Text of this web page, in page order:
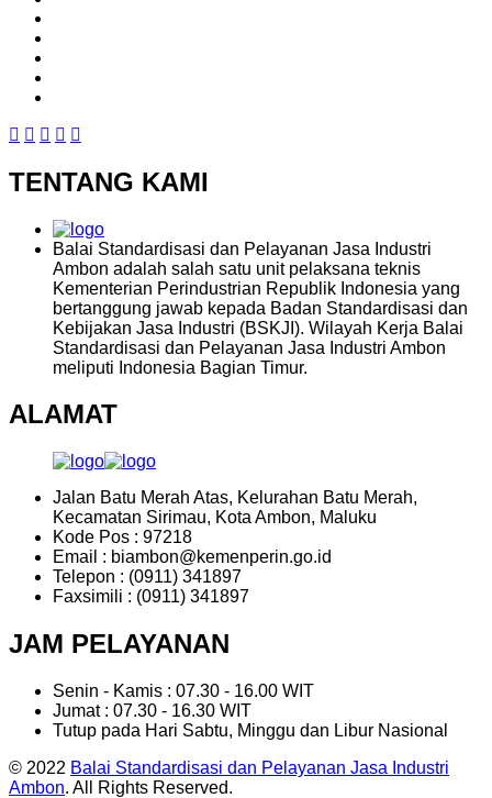
TENTANG KAMI
Balai Standardisasi dan Pelayanan Jasa Industri
Ambon adalah salah satu unit pelaksana teknis
Kementerian Perindustrian Republik Indonesia yang
bertanggung jawab kepada Badan Standardisasi dan
Kebijakan Jasa Industri (BSKJI). Wilayah Kerja Balai
Standardisasi dan Pelayanan Jasa Industri Ambon
meliputi Indonesia Bagian Timur.
ALAMAT
Jalan Batu Merah Atas, Kelurahan Batu Merah,
Kecamatan Sirimau, Kota Ambon, Maluku
Kode Pos : 97218
Email : biambon@kemenperin.go.id
Telepon : (0911) 341897
Faxsimili : (0911) 341897
JAM PELAYANAN
Senin - Kamis : 07.30 - 16.00 WIT
Jumat : 07.30 - 16.30 WIT
Tutup pada Hari Sabtu, Minggu dan Libur Nasional
© 2022 Balai Standardisasi dan Pelayanan Jasa Industri
Ambon. All Rights Reserved.